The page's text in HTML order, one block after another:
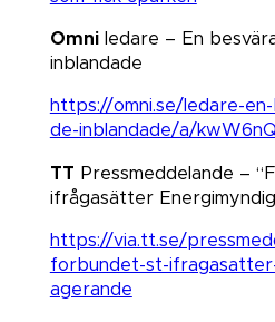
Omni ledare – En
inblandade
https://omni.se/ledare-
de-inblandade/a/kwW6nQ
TT Pressmeddelande –
ifrågasätter
https://via.tt.se/
forbundet-st-
agerande